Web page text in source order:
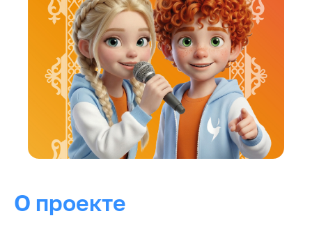
О проекте